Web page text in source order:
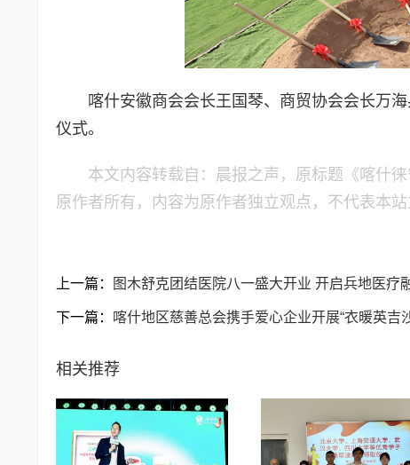
喀什安徽商会会长王国琴、商贸协会会长万
仪式。
本文内容转载自：晨报之声，原标题《喀什
原作者所有，内容为原作者独立观点，不代表本
上一篇： 图木舒克团结医院八一盛大开业 开启兵地医疗
下一篇： 喀什地区慈善总会携手爱心企业开展“衣暖英吉
相关推荐